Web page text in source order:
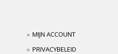
MIJN ACCOUNT
PRIVACYBELEID